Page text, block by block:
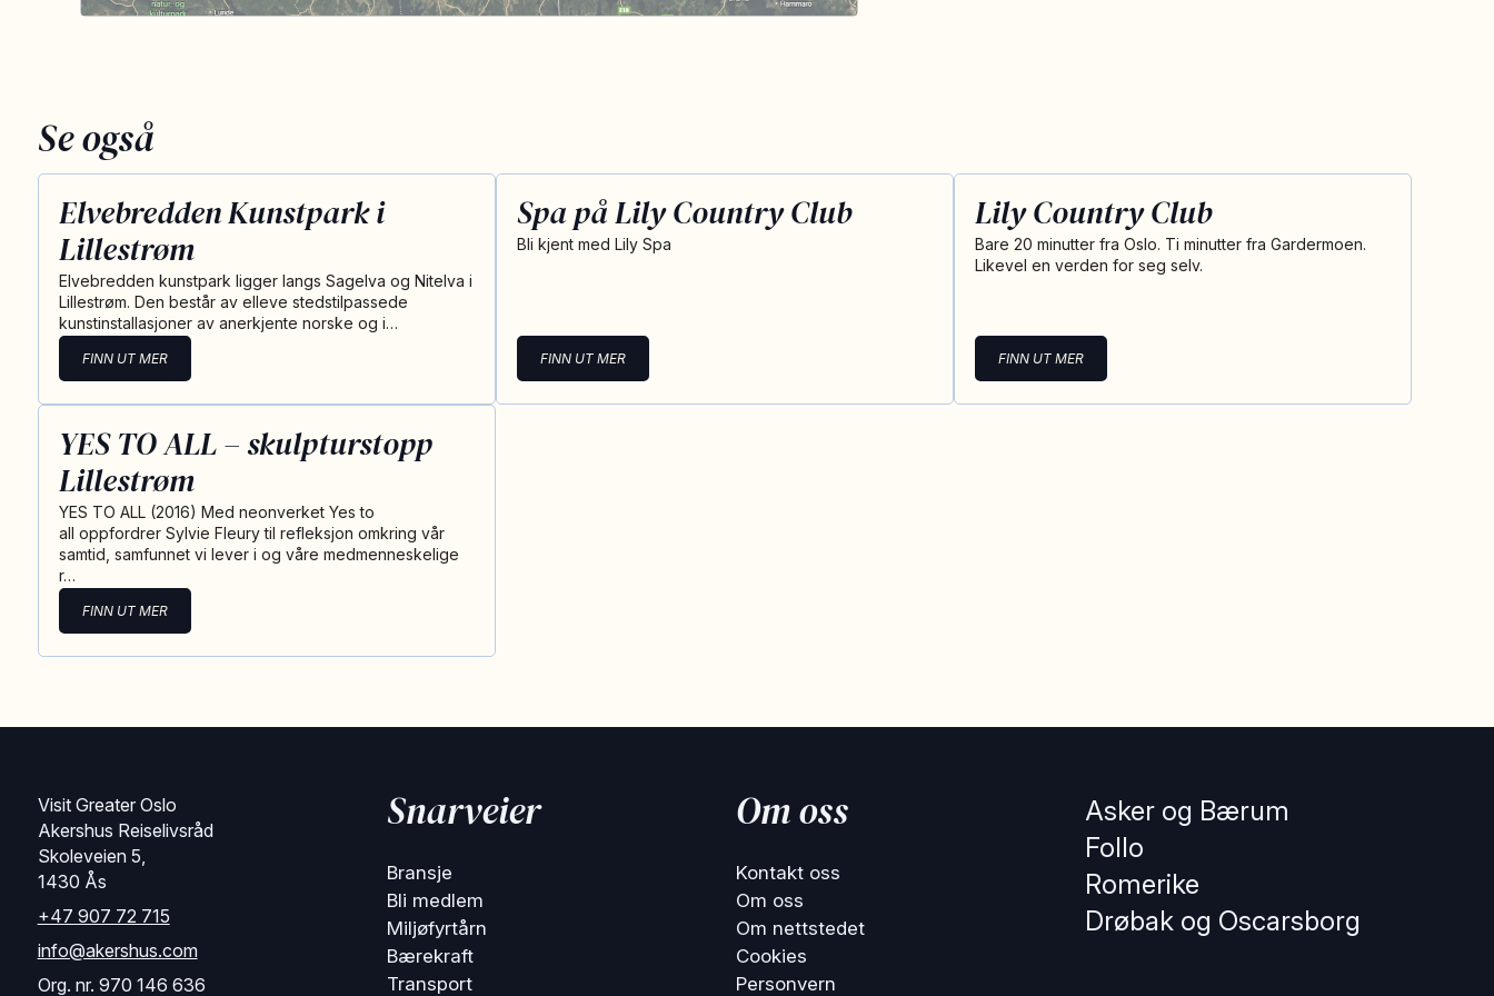
Se også
Elvebredden Kunstpark i
Lillestrøm
Elvebredden kunstpark ligger langs Sagelva og Nitelva i
Lillestrøm. Den består av elleve stedstilpassede
kunstinstallasjoner av anerkjente norske og i…
FINN UT MER
Spa på Lily Country Club
Bli kjent med Lily Spa
FINN UT MER
Lily Country Club
Bare 20 minutter fra Oslo. Ti minutter fra Gardermoen.
Likevel en verden for seg selv.
FINN UT MER
YES TO ALL – skulpturstopp
Lillestrøm
YES TO ALL (2016) Med neonverket Yes to
all oppfordrer Sylvie Fleury til refleksjon omkring vår
samtid, samfunnet vi lever i og våre medmenneskelige
r…
FINN UT MER
Visit Greater Oslo
Akershus Reiselivsråd
Skoleveien 5,
1430 Ås
+47 907 72 715
info@akershus.com
Org. nr. 970 146 636
Snarveier
Bransje
Bli medlem
Miljøfyrtårn
Bærekraft
Transport
Om oss
Kontakt oss
Om oss
Om nettstedet
Cookies
Personvern
Asker og Bærum
Follo
Romerike
Drøbak og Oscarsborg